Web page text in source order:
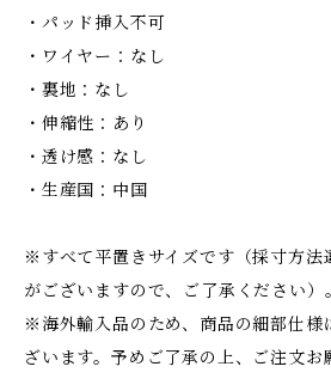
・パッド挿入不可
・ワイヤー：なし
・裏地：なし
・伸縮性：あり
・透け感：なし
・生産国：中国
※すべて平置きサイズです（採寸方法
がございますので、ご了承ください）。
※海外輸入品のため、商品の細部仕様
ざいます。予めご了承の上、ご注文お